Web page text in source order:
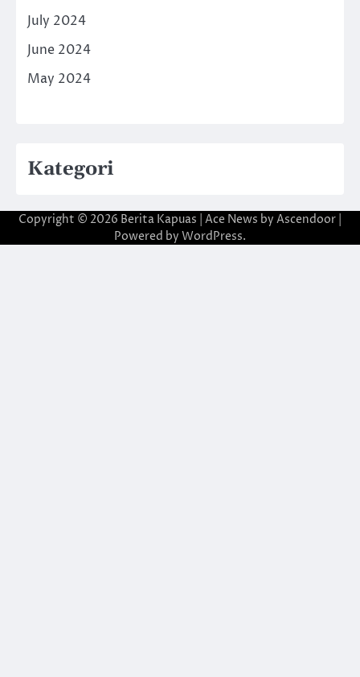
July 2024
June 2024
May 2024
Kategori
Copyright © 2026 Berita Kapuas | Ace News by Ascendoor
Powered by WordPress.